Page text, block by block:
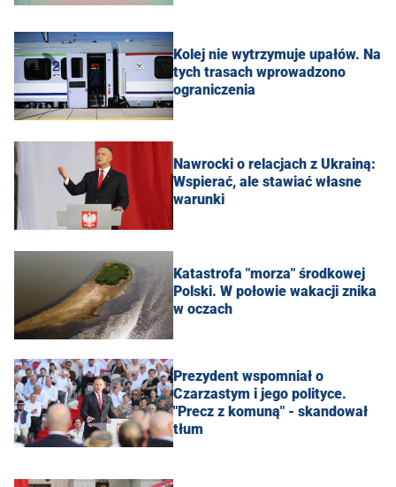
Kolej nie wytrzymuje upałów. Na
tych trasach wprowadzono
ograniczenia
Nawrocki o relacjach z Ukrainą:
Wspierać, ale stawiać własne
warunki
Katastrofa "morza" środkowej
Polski. W połowie wakacji znika
w oczach
Prezydent wspomniał o
Czarzastym i jego polityce.
"Precz z komuną" - skandował
tłum